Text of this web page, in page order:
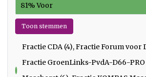
81% Voor
Toon stemmen
Fractie CDA (4), Fractie Forum voor
Fractie GroenLinks-PvdA-D66-PRO